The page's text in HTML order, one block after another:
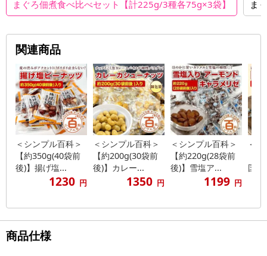
まぐろ佃煮食べ比べセット【計225g/3種各75g×3袋】 ま
関連商品
＜シンプル百科＞
【約350g(40袋前
後)】揚げ塩...
1230 円
＜シンプル百科＞
【約200g(30袋前
後)】カレー...
1350 円
＜シンプル百科＞
【約220g(28袋前
後)】雪塩ア...
1199 円
＜
国
商品仕様